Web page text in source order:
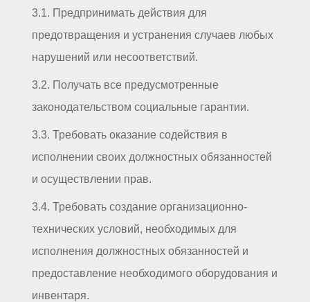
3.1. Предпринимать действия для
предотвращения и устранения случаев любых
нарушений или несоответствий.
3.2. Получать все предусмотренные
законодательством социальные гарантии.
3.3. Требовать оказание содействия в
исполнении своих должностных обязанностей
и осуществлении прав.
3.4. Требовать создание организационно-
технических условий, необходимых для
исполнения должностных обязанностей и
предоставление необходимого оборудования и
инвентаря.